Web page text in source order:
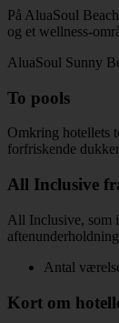
På AluaSoul
og et wellness-
AluaSoul Sunny
To pools
Omkring hotellets
forfriskende
All Inclusive
All Inclusive, som
Antal
Kort om